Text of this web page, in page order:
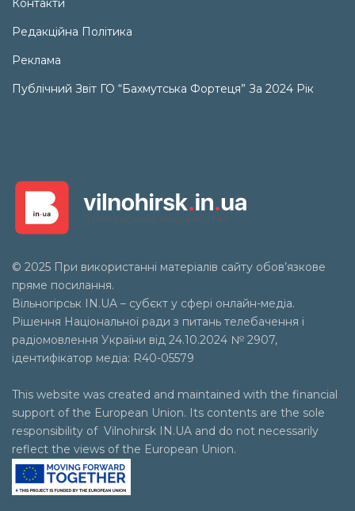
Контакти
Редакційна Політика
Реклама
Публічний Звіт ГО “Бахмутська Фортеця” За 2024 Рік
© 2025 При використанні матеріалів сайту обов’язкове
пряме посилання.
Вільногірськ
IN.UA – субєкт у сфері онлайн-медіа.
Рішення Національної ради з питань телебачення і
радіомовлення України від 24.10.2024 № 2907,
ідентифікатор медіа: R40-05579
This website was created and maintained with the financial
support of the European Union. Its contents are the sole
responsibility of Vilnohirsk IN.UA and do not necessarily
reflect the views of the European Union.